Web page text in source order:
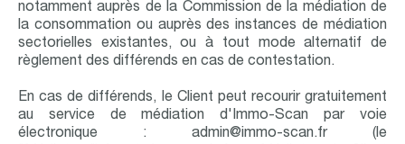
notamment auprès de la Commission de la médiation de
la consommation ou auprès des instances de médiation
sectorielles existantes, ou à tout mode alternatif de
règlement des différends en cas de contestation.
En cas de différends, le Client peut recourir gratuitement
au service de médiation d'Immo-Scan par voie
électronique : admin@immo-scan.fr (le